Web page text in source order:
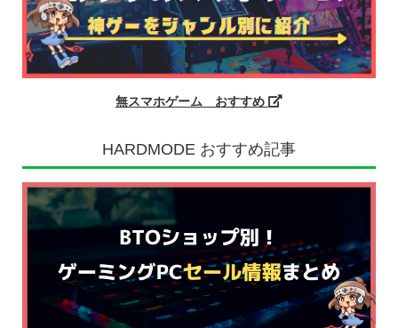
無スマホゲーム おすすめ
HARDMODE おすすめ記事